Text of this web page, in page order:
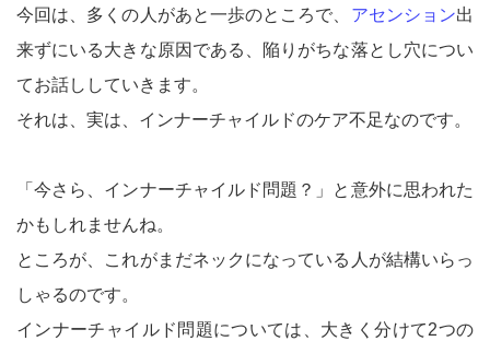
今回は、多くの人があと一歩のところで、 アセンション出
来ずにいる大きな原因である、陥りがちな落とし穴につい
てお話ししていきます。
それは、実は、インナーチャイルドのケア不足なのです。
「今さら、インナーチャイルド問題？」と意外に思われた
かもしれませんね。
ところが、これがまだネックになっている人が結構いらっ
しゃるのです。
インナーチャイルド問題については、大きく分けて2つの